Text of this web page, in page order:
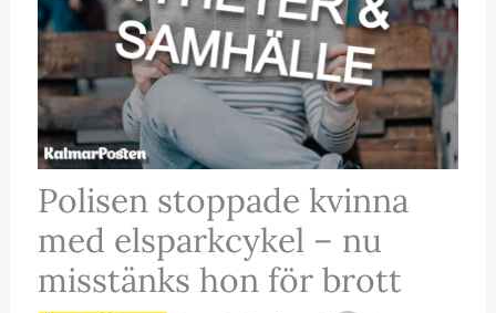
Polisen stoppade kvinna
med elsparkcykel – nu
misstänks hon för brott